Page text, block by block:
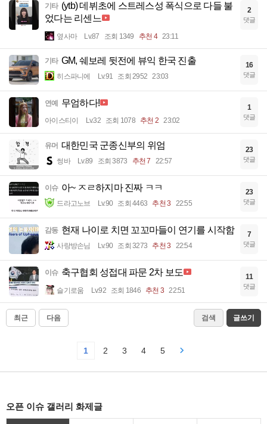
기타 (ytb) 데뷔초에 스트레스성 폭식으로 다들 불
었다는 리센느
옆사마 Lv.87 조회 1349 추천 4 23:11
2
댓글
기타 GM, 쉐보레 뒷전에 뷰익 한국 진출
히스파니에 Lv.91 조회 2952 23:03
16
댓글
연예 무엄하다!
아이스티이 Lv.32 조회 1078 추천 2 23:02
1
댓글
유머 대한민국 군종신부의 위엄
썽바 Lv.89 조회 3873 추천 7 22:57
23
댓글
이슈 아~ ㅈㄹ하지마 진짜 ㅋㅋ
드라고노브 Lv.90 조회 4463 추천 3 22:55
23
댓글
감동 현재 나이로 치면 꼬꼬마들이 연기를 시작함
사랑방손님 Lv.90 조회 3273 추천 3 22:54
7
댓글
이슈 축구협회 성접대 파문 2차 보도
슬기로움 Lv.92 조회 1846 추천 3 22:51
11
댓글
최근 다음 검색 글쓰기
1 2 3 4 5
오픈 이슈 갤러리 화제글